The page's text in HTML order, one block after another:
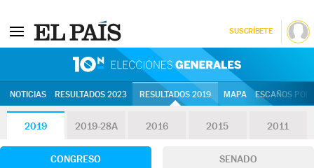
SUSCRÍBETE
NOTICIAS RESULTADOS 2023 RESULTADOS 2019 MAPA ESCAÑOS
2019 2019-28A 2016 2015 2011
CONGRESO SENADO